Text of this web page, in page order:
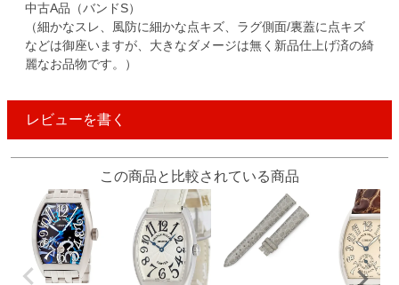
中古A品（バンドS）
（細かなスレ、風防に細かな点キズ、ラグ側面/裏蓋に点キズ
などは御座いますが、大きなダメージは無く新品仕上げ済の綺
麗なお品物です。）
レビューを書く
この商品と比較されている商品